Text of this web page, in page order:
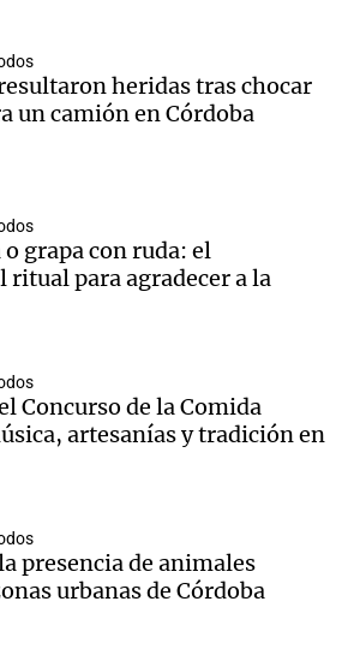
heridas tras chocar
un camión en Córdoba
o grapa con ruda: el
ritual para agradecer a la
Concurso de la Comida
artesanías y tradición en
presencia de animales
urbanas de Córdoba